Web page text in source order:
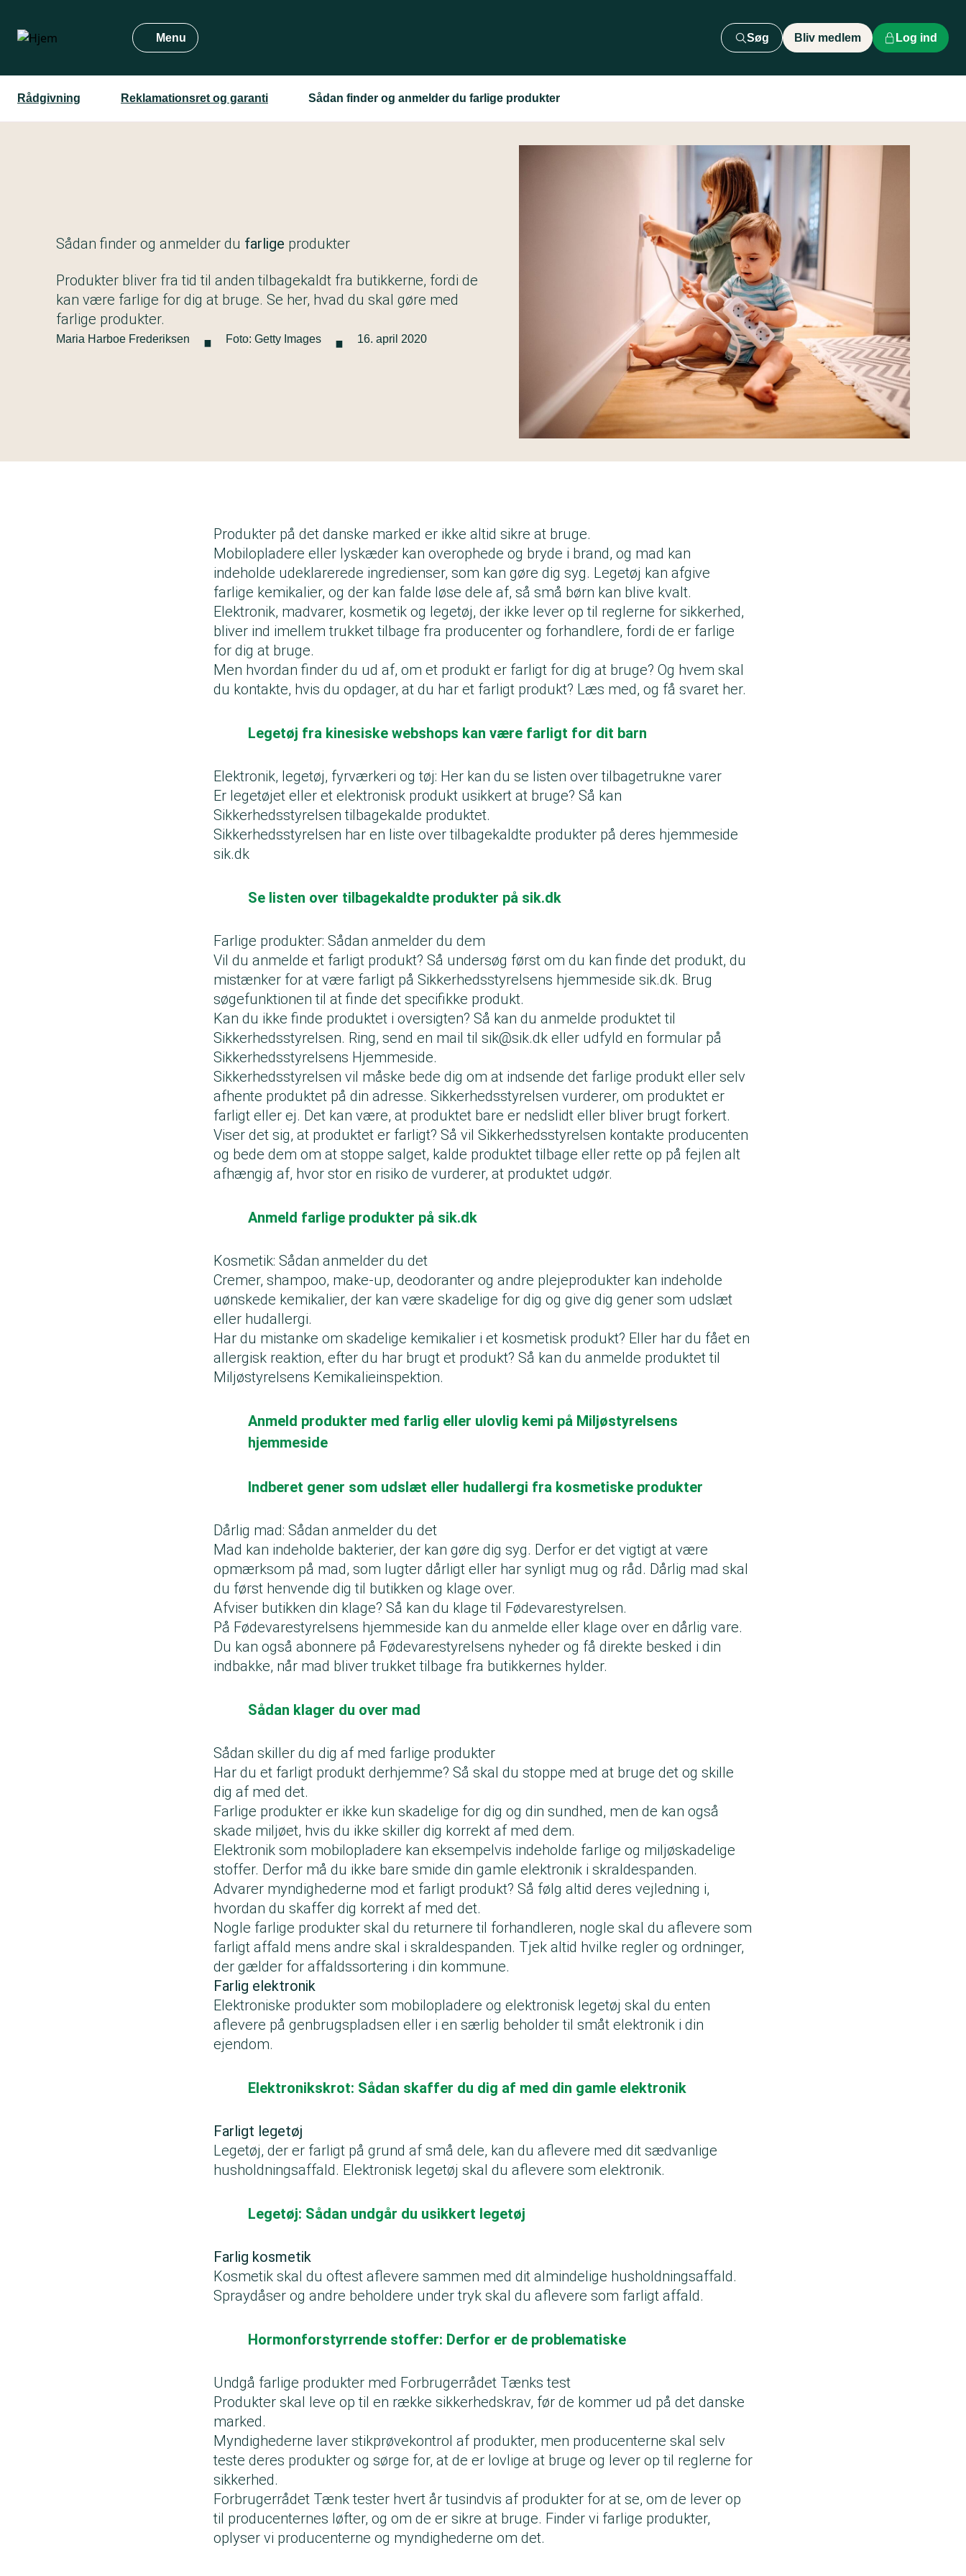
hovedindhold
Menu Søg Bliv medlem Log ind
Rådgivning Reklamationsret og garanti Sådan finder og anmelder du farlige produkter
Sådan finder og anmelder du farlige produkter
Produkter bliver fra tid til anden tilbagekaldt fra butikkerne, fordi de
kan være farlige for dig at bruge. Se her, hvad du skal gøre med
farlige produkter.
Maria Harboe Frederiksen · Foto: Getty Images · 16. april 2020
Produkter på det danske marked er ikke altid sikre at bruge.
Mobilopladere eller lyskæder kan overophede og bryde i brand, og mad kan
indeholde udeklarerede ingredienser, som kan gøre dig syg. Legetøj kan afgive
farlige kemikalier, og der kan falde løse dele af, så små børn kan blive kvalt.
Elektronik, madvarer, kosmetik og legetøj, der ikke lever op til reglerne for sikkerhed,
bliver ind imellem trukket tilbage fra producenter og forhandlere, fordi de er farlige
for dig at bruge.
Men hvordan finder du ud af, om et produkt er farligt for dig at bruge? Og hvem skal
du kontakte, hvis du opdager, at du har et farligt produkt? Læs med, og få svaret her.
Legetøj fra kinesiske webshops kan være farligt for dit barn
Elektronik, legetøj, fyrværkeri og tøj: Her kan du se listen over tilbagetrukne varer
Er legetøjet eller et elektronisk produkt usikkert at bruge? Så kan
Sikkerhedsstyrelsen tilbagekalde produktet.
Sikkerhedsstyrelsen har en liste over tilbagekaldte produkter på deres hjemmeside
sik.dk
Se listen over tilbagekaldte produkter på sik.dk
Farlige produkter: Sådan anmelder du dem
Vil du anmelde et farligt produkt? Så undersøg først om du kan finde det produkt, du
mistænker for at være farligt på Sikkerhedsstyrelsens hjemmeside sik.dk. Brug
søgefunktionen til at finde det specifikke produkt.
Kan du ikke finde produktet i oversigten? Så kan du anmelde produktet til
Sikkerhedsstyrelsen. Ring, send en mail til sik@sik.dk eller udfyld en formular på
Sikkerhedsstyrelsens Hjemmeside.
Sikkerhedsstyrelsen vil måske bede dig om at indsende det farlige produkt eller selv
afhente produktet på din adresse. Sikkerhedsstyrelsen vurderer, om produktet er
farligt eller ej. Det kan være, at produktet bare er nedslidt eller bliver brugt forkert.
Viser det sig, at produktet er farligt? Så vil Sikkerhedsstyrelsen kontakte producenten
og bede dem om at stoppe salget, kalde produktet tilbage eller rette op på fejlen alt
afhængig af, hvor stor en risiko de vurderer, at produktet udgør.
Anmeld farlige produkter på sik.dk
Kosmetik: Sådan anmelder du det
Cremer, shampoo, make-up, deodoranter og andre plejeprodukter kan indeholde
uønskede kemikalier, der kan være skadelige for dig og give dig gener som udslæt
eller hudallergi.
Har du mistanke om skadelige kemikalier i et kosmetisk produkt? Eller har du fået en
allergisk reaktion, efter du har brugt et produkt? Så kan du anmelde produktet til
Miljøstyrelsens Kemikalieinspektion.
Anmeld produkter med farlig eller ulovlig kemi på Miljøstyrelsens
hjemmeside
Indberet gener som udslæt eller hudallergi fra kosmetiske produkter
Dårlig mad: Sådan anmelder du det
Mad kan indeholde bakterier, der kan gøre dig syg. Derfor er det vigtigt at være
opmærksom på mad, som lugter dårligt eller har synligt mug og råd. Dårlig mad skal
du først henvende dig til butikken og klage over.
Afviser butikken din klage? Så kan du klage til Fødevarestyrelsen.
På Fødevarestyrelsens hjemmeside kan du anmelde eller klage over en dårlig vare.
Du kan også abonnere på Fødevarestyrelsens nyheder og få direkte besked i din
indbakke, når mad bliver trukket tilbage fra butikkernes hylder.
Sådan klager du over mad
Sådan skiller du dig af med farlige produkter
Har du et farligt produkt derhjemme? Så skal du stoppe med at bruge det og skille
dig af med det.
Farlige produkter er ikke kun skadelige for dig og din sundhed, men de kan også
skade miljøet, hvis du ikke skiller dig korrekt af med dem.
Elektronik som mobilopladere kan eksempelvis indeholde farlige og miljøskadelige
stoffer. Derfor må du ikke bare smide din gamle elektronik i skraldespanden.
Advarer myndighederne mod et farligt produkt? Så følg altid deres vejledning i,
hvordan du skaffer dig korrekt af med det.
Nogle farlige produkter skal du returnere til forhandleren, nogle skal du aflevere som
farligt affald mens andre skal i skraldespanden. Tjek altid hvilke regler og ordninger,
der gælder for affaldssortering i din kommune.
Farlig elektronik
Elektroniske produkter som mobilopladere og elektronisk legetøj skal du enten
aflevere på genbrugspladsen eller i en særlig beholder til småt elektronik i din
ejendom.
Elektronikskrot: Sådan skaffer du dig af med din gamle elektronik
Farligt legetøj
Legetøj, der er farligt på grund af små dele, kan du aflevere med dit sædvanlige
husholdningsaffald. Elektronisk legetøj skal du aflevere som elektronik.
Legetøj: Sådan undgår du usikkert legetøj
Farlig kosmetik
Kosmetik skal du oftest aflevere sammen med dit almindelige husholdningsaffald.
Spraydåser og andre beholdere under tryk skal du aflevere som farligt affald.
Hormonforstyrrende stoffer: Derfor er de problematiske
Undgå farlige produkter med Forbrugerrådet Tænks test
Produkter skal leve op til en række sikkerhedskrav, før de kommer ud på det danske
marked.
Myndighederne laver stikprøvekontrol af produkter, men producenterne skal selv
teste deres produkter og sørge for, at de er lovlige at bruge og lever op til reglerne for
sikkerhed.
Forbrugerrådet Tænk tester hvert år tusindvis af produkter for at se, om de lever op
til producenternes løfter, og om de er sikre at bruge. Finder vi farlige produkter,
oplyser vi producenterne og myndighederne om det.